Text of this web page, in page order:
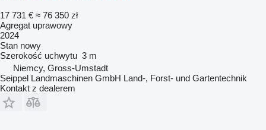
17 731 € ≈ 76 350 zł
Agregat uprawowy
2024
Stan nowy
Szerokość uchwytu 3 m
Niemcy, Gross-Umstadt
Seippel Landmaschinen GmbH Land-, Forst- und Gartentechnik
Kontakt z dealerem